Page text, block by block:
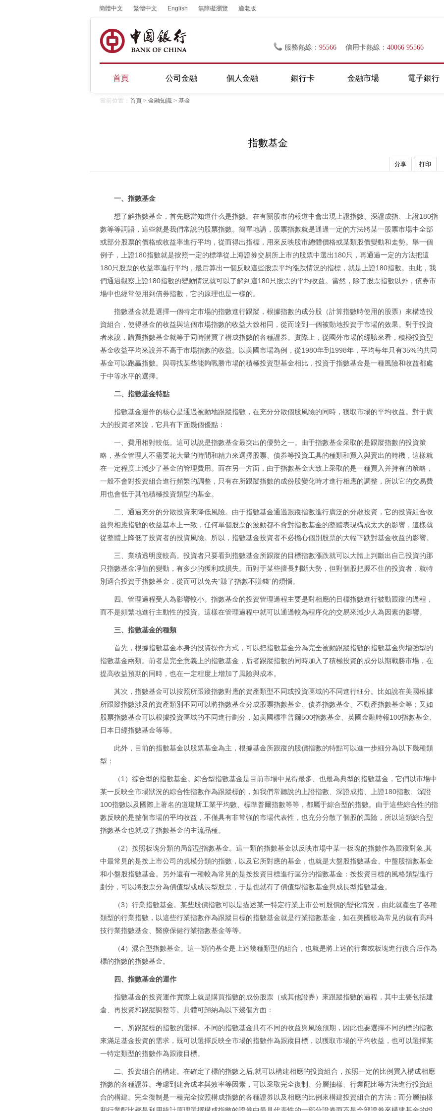
簡體中文 繁體中文 English 無障礙瀏覽 適老版
服務熱線： 95566 信用卡熱線： 40066 95566
首頁 公司金融 個人金融 銀行卡 金融市場 電子銀行
當前位置： 首頁 > 金融知識 > 基金
指數基金
分享 打印
一、指數基金
想了解指數基金，首先應當知道什么是指數。在有關股市的報道中會出現上證指數、深證成指、上證180指
數等等詞語，這些就是我們常說的股票指數。簡單地講，股票指數就是通過一定的方法將某一股票市場中全部
或部分股票的價格或收益率進行平均，從而得出指標，用來反映股市總體價格或某類股價變動和走勢。舉一個
例子，上證180指數就是按照一定的標準從上海證券交易所上市的股票中選出180只，再通過一定的方法把這
180只股票的收益率進行平均，最后算出一個反映這些股票平均漲跌情況的指標，就是上證180指數。由此，我
們通過觀察上證180指數的變動情況就可以了解到這180只股票的平均收益。當然，除了股票指數以外，債券市
場中也經常使用到債券指數，它的原理也是一樣的。
指數基金就是選擇一個特定市場的指數進行跟蹤，根據指數的成分股（計算指數時使用的股票）來構造投
資組合，使得基金的收益與這個市場指數的收益大致相同，從而達到一個被動地投資于市場的效果。對于投資
者來說，購買指數基金就等于同時購買了構成指數的各種證券。實際上，從國外市場的經驗來看，積極投資型
基金收益平均來說并不高于市場指數的收益。以美國市場為例，從1980年到1998年，平均每年只有35%的共同
基金可以跑贏指數。與尋找某些能夠戰勝市場的積極投資型基金相比，投資于指數基金是一種風險和收益都處
于中等水平的選擇。
二、指數基金特點
指數基金運作的核心是通過被動地跟蹤指數，在充分分散個股風險的同時，獲取市場的平均收益。對于廣
大的投資者來說，它具有下面幾個優點：
一、費用相對較低。這可以說是指數基金最突出的優勢之一。由于指數基金采取的是跟蹤指數的投資策
略，基金管理人不需要花大量的時間和精力來選擇股票、債券等投資工具的種類和買入與賣出的時機，這樣就
在一定程度上減少了基金的管理費用。而在另一方面，由于指數基金大致上采取的是一種買入并持有的策略，
一般不會對投資組合進行頻繁的調整，只有在所跟蹤指數的成份股變化時才進行相應的調整，所以它的交易費
用也會低于其他積極投資類型的基金。
二、通過充分的分散投資來降低風險。由于指數基金通過跟蹤指數進行廣泛的分散投資，它的投資組合收
益與相應指數的收益基本上一致，任何單個股票的波動都不會對指數基金的整體表現構成太大的影響，這樣就
從整體上降低了投資者的投資風險。所以，指數基金投資者不必擔心個別股票的大幅下跌對基金收益的影響。
三、業績透明度較高。投資者只要看到指數基金所跟蹤的目標指數漲跌就可以大體上判斷出自己投資的那
只指數基金凈值的變動，有多少的獲利或損失。而對于某些擅長判斷大勢，但對個股把握不住的投資者，就特
別適合投資于指數基金，從而可以免去“賺了指數不賺錢”的煩惱。
四、管理過程受人為影響較小。指數基金的投資管理過程主要是對相應的目標指數進行被動跟蹤的過程，
而不是頻繁地進行主動性的投資。這樣在管理過程中就可以通過較為程序化的交易來減少人為因素的影響。
三、指數基金的種類
首先，根據指數基金本身的投資操作方式，可以把指數基金分為完全被動跟蹤指數的指數基金與增強型的
指數基金兩類。前者是完全意義上的指數基金，后者跟蹤指數的同時加入了積極投資的成分以期戰勝市場，在
提高收益預期的同時，也在一定程度上增加了風險與成本。
其次，指數基金可以按照所跟蹤指數對應的資產類型不同或投資區域的不同進行細分。比如說在美國根據
所跟蹤指數涉及的資產類別不同可以將指數基金分成股票指數基金、債券指數基金、不動產指數基金等；又如
股票指數基金可以根據投資區域的不同進行劃分，如美國標準普爾500指數基金、英國金融時報100指數基金、
日本日經指數基金等等。
此外，目前的指數基金以股票基金為主，根據基金所跟蹤的股價指數的特點可以進一步細分為以下幾種類
型：
（1）綜合型的指數基金。綜合型指數基金是目前市場中見得最多、也最為典型的指數基金，它們以市場中
某一反映全市場狀況的綜合性指數作為跟蹤標的，如我們常聽說的上證指數、深證成指、上證180指數、深證
100指數以及國際上著名的道瓊斯工業平均數、標準普爾指數等等，都屬于綜合型的指數。由于這些綜合性的指
數反映的是整個市場的平均收益，不僅具有非常強的市場代表性，也充分分散了個股的風險，所以這類綜合型
指數基金也就成了指數基金的主流品種。
（2）按照板塊分類的局部型指數基金。這一類的指數基金以反映市場中某一板塊的指數作為跟蹤對象,其
中最常見的是按上市公司的規模分類的指數，以及它所對應的基金，也就是大盤股指數基金、中盤股指數基金
和小盤股指數基金。另外還有一種較為常見的是按投資目標進行區分的指數基金：按投資目標的風格類型進行
劃分，可以將股票分為價值型或成長型股票，于是也就有了價值型指數基金與成長型指數基金。
（3）行業指數基金。某些股價指數可以是描述某一特定行業上市公司股價的變化情況，由此就產生了各種
類型的行業指數，以這些行業指數作為跟蹤目標的指數基金就是行業指數基金，如在美國較為常見的就有高科
技行業指數基金、醫療保健行業指數基金等等。
（4）混合型指數基金。這一類的基金是上述幾種類型的組合，也就是將上述的行業或板塊進行復合后作為
標的指數的指數基金。
四、指數基金的運作
指數基金的投資運作實際上就是購買指數的成份股票（或其他證券）來跟蹤指數的過程，其中主要包括建
倉、再投資和跟蹤調整等。具體可歸納為以下幾個方面：
一、所跟蹤標的指數的選擇。不同的指數基金具有不同的收益與風險預期，因此也要選擇不同的標的指數
來滿足基金投資的需求，既可以選擇反映全市場的指數作為跟蹤目標，以獲取市場的平均收益，也可以選擇某
一特定類型的指數作為跟蹤目標。
二、投資組合的構建。在確定了標的指數之后,就可以構建相應的投資組合，按照一定的比例買入構成相應
指數的各種證券。考慮到建倉成本與效率等因素，可以采取完全復制、分層抽樣、行業配比等方法進行投資組
合的構建。完全復制是一種完全按照構成指數的各種證券以及相應的比例來構建投資組合的方法；而分層抽樣